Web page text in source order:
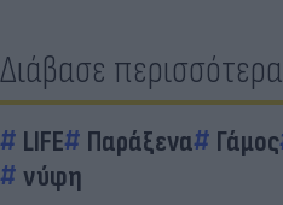
Διάβασε περισσότερα
LIFE Παράξενα Γάμος
νύφη